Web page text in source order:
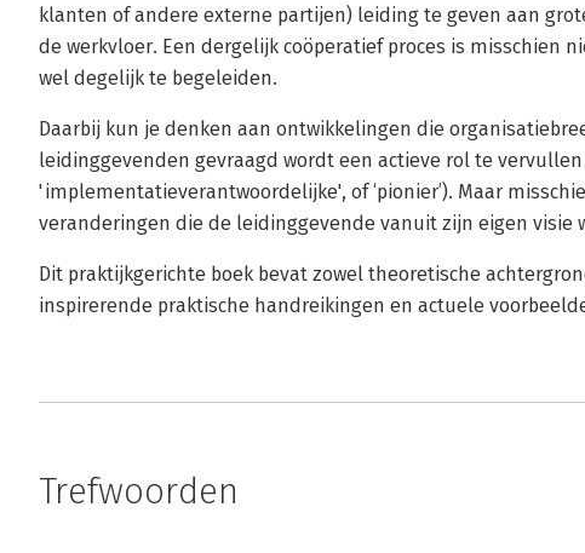
klanten of andere externe partijen) leiding te geven aan
de werkvloer. Een dergelijk coöperatief proces is misschien
wel degelijk te begeleiden.
Daarbij kun je denken aan ontwikkelingen die
leidinggevenden gevraagd wordt een actieve rol te
'implementatieverantwoordelijke', of ‘pionier’). Maar
veranderingen die de leidinggevende vanuit zijn eigen visie
Dit praktijkgerichte boek bevat zowel theoretische
inspirerende praktische handreikingen en actuele
Trefwoorden